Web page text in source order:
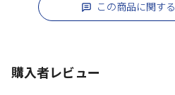
この商品に関す
購入者レビュー